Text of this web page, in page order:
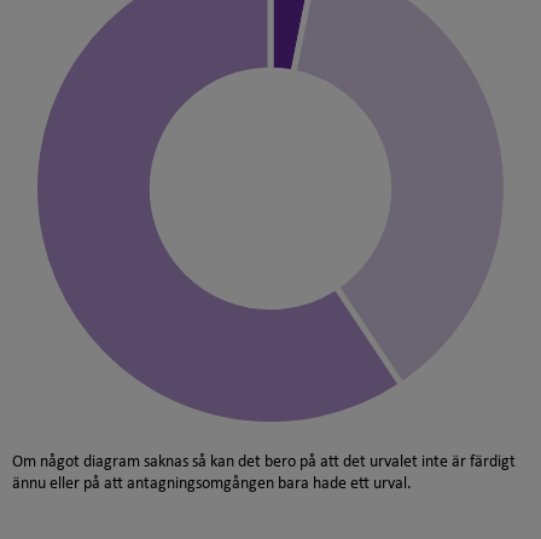
Om något diagram saknas så kan det bero på att det urvalet inte är färdigt
ännu eller på att antagningsomgången bara hade ett urval.